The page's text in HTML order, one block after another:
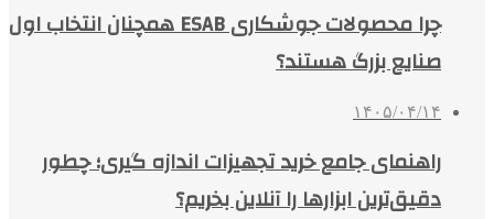
چرا محصولات جوشکاری ESAB همچنان انتخاب اول
صنایع بزرگ هستند؟
۱۴۰۵/۰۴/۱۴
راهنمای جامع خرید تجهیزات اندازه گیری؛ چطور
دقیق‌ترین ابزارها را آنلاین بخریم؟